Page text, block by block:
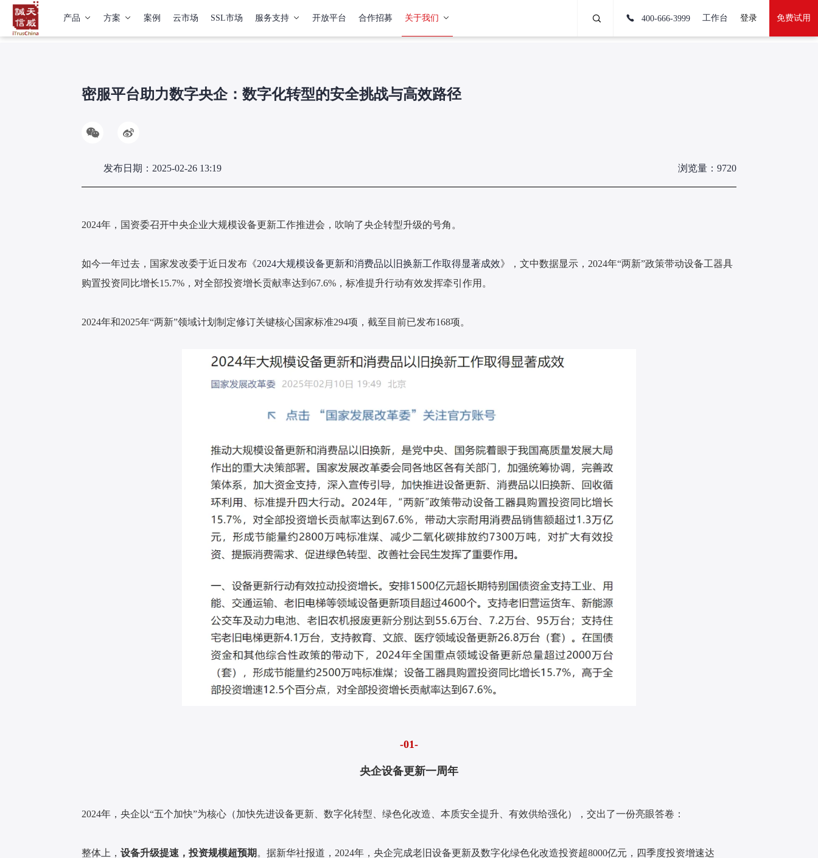
产品 方案 案例 云市场 SSL市场 服务支持 开放平台 合作招募 关于我们 400-666-3999 工作台 登录 免费试用
密服平台助力数字央企：数字化转型的安全挑战与高效路径
发布日期：2025-02-26 13:19 浏览量：9720
2024年，国资委召开中央企业大规模设备更新工作推进会，吹响了央企转型升级的号角。
如今一年过去，国家发改委于近日发布 《2024大规模设备更新和消费品以旧换新工作取得显著成效》
，文中数据显示，2024年“两新”政策带动设备工器具
购置投资同比增长15.7%，对全部投资增长贡献率达到67.6%，标准提升行动有效发挥牵引作用。
2024年和2025年“两新”领域计划制定修订关键核心国家标准294项，截至目前已发布168项。
-01-
央企设备更新一周年
2024年，央企以“五个加快”为核心（加快先进设备更新、数字化转型、绿色化改造、本质安全提升、有效供给强化），交出了一份亮眼答卷：
整体上，设备升级提速，投资规模超预期 。据新华社报道，2024年，央企完成老旧设备更新及数字化绿色化改造投资超8000亿元，四季度投资增速达